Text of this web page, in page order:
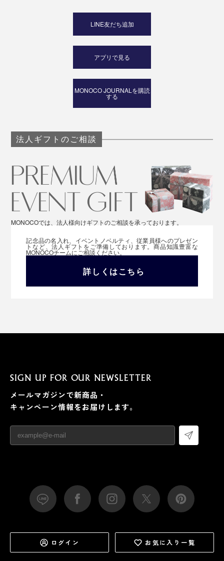
LINE友だち追加
アプリで見る
MONOCO JOURNALを購読
する
法人ギフトのご相談
MONOCOでは、法人様向けギフトのご相談を承っております。
記念品の名入れ、イベントノベルティ、従業員様へのプレゼン
トなど、法人ギフトをご準備しております。商品知識豊富な
MONOCOチームにご相談ください。
詳しくはこちら
SIGN UP FOR OUR NEWSLETTER
メールマガジンで新商品・
キャンペーン情報をお届けします。
ログイン お気に入り一覧